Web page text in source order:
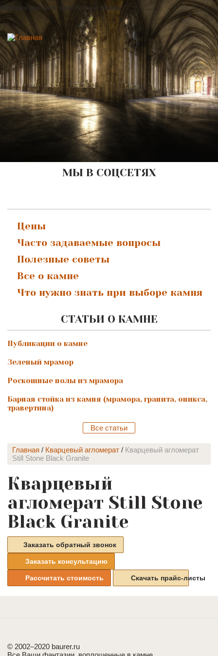
Все Ваши фантазии, воплощенные в камне
МЫ В СОЦСЕТЯХ
Цены
Часто задаваемые вопросы
Полезные советы
Все о камне
Что нужно знать при выборе камня
СТАТЬИ О КАМНЕ
Публикации о камне
Зеленый мрамор
Роскошные полы из мрамора
Барная стойка из камня (мрамора, гранита, оникса,
травертина)
Все статьи
Главная / Кварцевый агломерат / Кварцевый агломерат
Still Stone Black Granite
Кварцевый
агломерат Still Stone
Black Granite
Заказать обратный звонок
Заказать консультацию
Рассчитать стоимость Скачать прайс-листы
© 2002–2020 baurer.ru